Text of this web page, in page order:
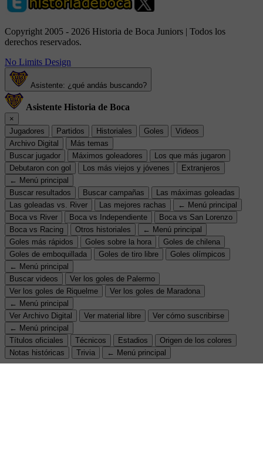
Copyright 2005 - 2026 Historia de Boca Juniors | Todos los
derechos reservados.
No Limits Design
Asistente: ¿qué andás buscando?
Asistente Historia de Boca
×
Jugadores
Partidos Historiales Goles
Videos
Archivo Digital
Más temas
Buscar jugador
Máximos goleadores
Los que más jugaron
Debutaron con gol
Los más viejos y jóvenes
Extranjeros
← Menú principal
Buscar resultados
Buscar campañas
Las máximas goleadas
Las goleadas vs. River
Las mejores rachas
← Menú principal
Boca vs River
Boca vs Independiente
Boca vs San Lorenzo
Boca vs Racing
Otros historiales
← Menú principal
Goles más rápidos
Goles sobre la hora
Goles de chilena
Goles de emboquillada
Goles de tiro libre
Goles olímpicos
← Menú principal
Buscar videos
Ver los goles de Palermo
Ver los goles de Riquelme
Ver los goles de Maradona
← Menú principal
Ver Archivo Digital
Ver material libre
Ver cómo suscribirse
← Menú principal
Títulos oficiales
Técnicos Estadios
Origen de los colores
Notas históricas
Trivia ← Menú principal